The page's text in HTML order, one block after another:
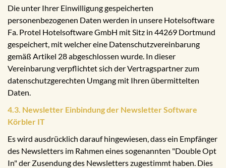
Die unter Ihrer Einwilligung gespeicherten
personenbezogenen Daten werden in unsere Hotelsoftware
Fa. Protel Hotelsoftware GmbH mit Sitz in 44269 Dortmund
gespeichert, mit welcher eine Datenschutzvereinbarung
gemäß Artikel 28 abgeschlossen wurde. In dieser
Vereinbarung verpflichtet sich der Vertragspartner zum
datenschutzgerechten Umgang mit Ihren übermittelten
Daten.
4.3. Newsletter Einbindung der Newsletter Software
Körbler IT
Es wird ausdrücklich darauf hingewiesen, dass ein Empfänger
des Newsletters im Rahmen eines sogenannten "Double Opt
In" der Zusendung des Newsletters zugestimmt haben. Dies